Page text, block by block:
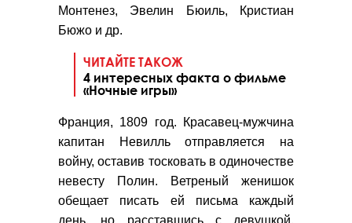
Монтенез, Эвелин Бюиль, Кристиан
Бюжо и др.
ЧИТАЙТЕ ТАКОЖ
4 интересных факта о фильме
«Ночные игры»
Франция, 1809 год. Красавец-мужчина
капитан Невилль отправляется на
войну, оставив тосковать в одиночестве
невесту Полин. Ветреный женишок
обещает писать ей письма каждый